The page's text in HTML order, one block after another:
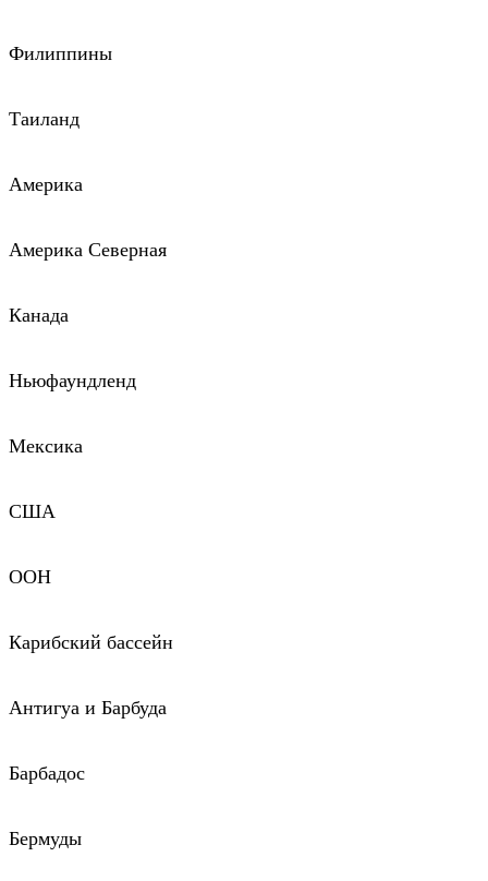
Филиппины
Таиланд
Америка
Америка Северная
Канада
Ньюфаундленд
Мексика
США
ООН
Карибский бассейн
Антигуа и Барбуда
Барбадос
Бермуды